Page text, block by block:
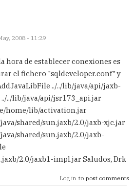
2008 - 11:29
hora de establecer conexiones es
el fichero "sqldeveloper.conf" y
../../lib/java/api/jaxb-
../lib/java/api/jsr173_api.jar
home/lib/activation.jar
shared/sun.jaxb/2.0/jaxb-xjc.jar
shared/sun.jaxb/2.0/jaxb-
2.0/jaxb1-impl.jar Saludos, Drk
Log in to post comments